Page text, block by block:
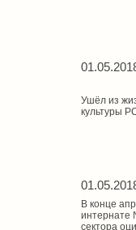
Ушёл из
культуры
В конце
интернате
сектора